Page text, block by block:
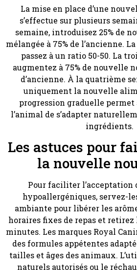
La mise en place d’une
s’effectue sur plusieurs
semaine, introduisez 25% de
mélangée à 75% de l’ancienne.
passez à un ratio 50-50. La
augmentez à 75% de nouvelle
d’ancienne. À la quatrième
uniquement la nouvelle
progression graduelle permet
l’animal de s’adapter
ingrédients.
Les astuces pour
la nouvelle
Pour faciliter l’acceptation
hypoallergéniques, servez-
ambiante pour libérer les
horaires fixes de repas et retirez
minutes. Les marques Royal
des formules appétentes
tailles et âges des animaux.
naturels autorisés ou le